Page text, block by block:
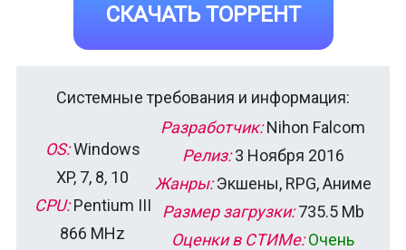
СКАЧАТЬ ТОРРЕНТ
Системные требования и информация:
OS:Windows
XP, 7, 8, 10
CPU:Pentium III
866 MHz
Разработчик:Nihon Falcom
Релиз:3 Ноября 2016
Жанры:Экшены, RPG, Аниме
Размер загрузки:735.5 Mb
Оценки в СТИМе: Очень